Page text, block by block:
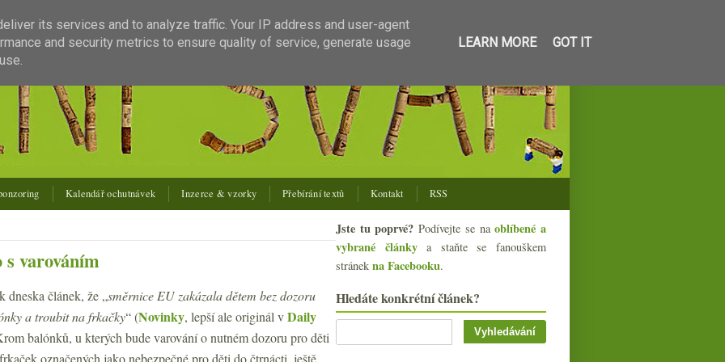
Kalendář ochutnávek Inzerce & vzorky Přebírání textů Kontakt RSS
varováním
dneska článek, že „směrnice EU zakázala dětem bez dozoru
a troubit na frkačky“ (Novinky, lepší ale originál vDaily
balónků, u kterých bude varování o nutném dozoru pro děti
označených jako nebezpečné pro děti do čtrnácti, ještě
Jste tu poprvé? Podívejte se naoblíbené a
vybrané článkya staňte se fanouškem
stránek na Facebooku.
Hledáte konkrétní článek?
its services and to analyze traffic. Your IP address and user-agent
and security metrics to ensure quality of service, generate usage
LEARN MORE GOT IT